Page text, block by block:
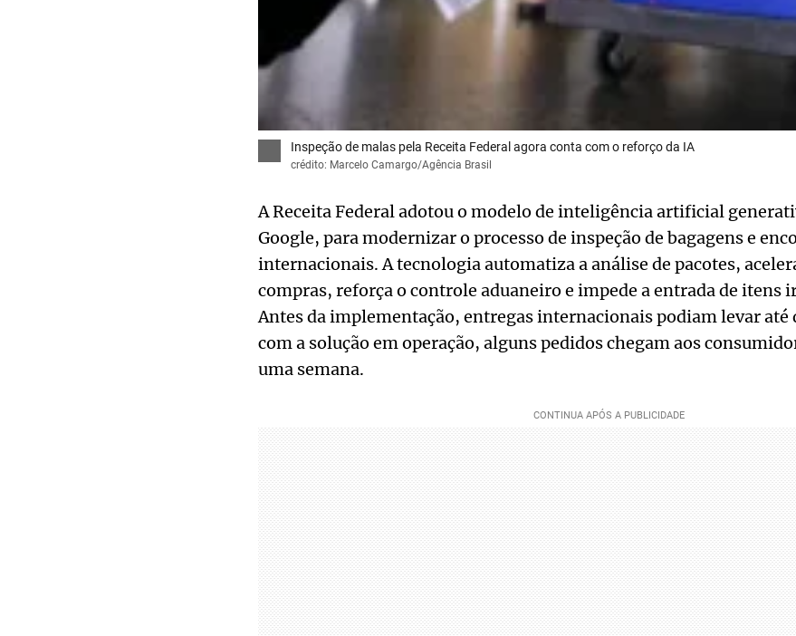
Inspeção de malas pela Receita Federal agora conta com o reforço da IA
crédito: Marcelo Camargo/Agência Brasil
A Receita Federal adotou o modelo de inteligência artificial
Google, para modernizar o processo de inspeção de bagagens e
internacionais. A tecnologia automatiza a análise de pacotes,
compras, reforça o controle aduaneiro e impede a entrada de itens
Antes da implementação, entregas internacionais podiam levar até
com a solução em operação, alguns pedidos chegam aos
uma semana.